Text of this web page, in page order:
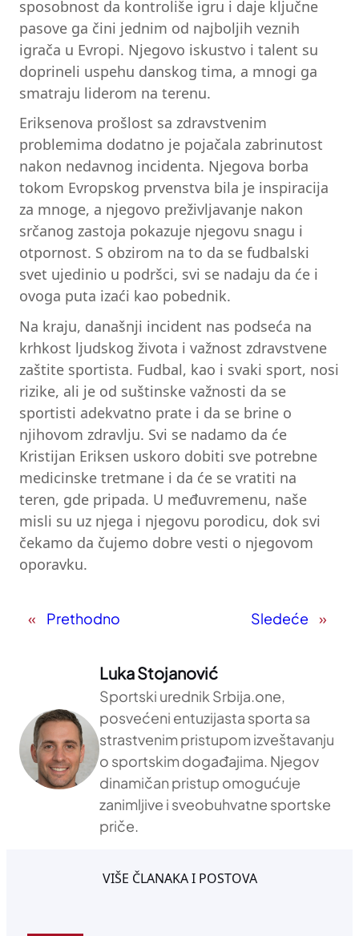
sposobnost da kontroliše igru i daje ključne
pasove ga čini jednim od najboljih veznih
igrača u Evropi. Njegovo iskustvo i talent su
doprineli uspehu danskog tima, a mnogi ga
smatraju liderom na terenu.
Eriksenova prošlost sa zdravstvenim
problemima dodatno je pojačala zabrinutost
nakon nedavnog incidenta. Njegova borba
tokom Evropskog prvenstva bila je inspiracija
za mnoge, a njegovo preživljavanje nakon
srčanog zastoja pokazuje njegovu snagu i
otpornost. S obzirom na to da se fudbalski
svet ujedinio u podršci, svi se nadaju da će i
ovoga puta izaći kao pobednik.
Na kraju, današnji incident nas podseća na
krhkost ljudskog života i važnost zdravstvene
zaštite sportista. Fudbal, kao i svaki sport, nosi
rizike, ali je od suštinske važnosti da se
sportisti adekvatno prate i da se brine o
njihovom zdravlju. Svi se nadamo da će
Kristijan Eriksen uskoro dobiti sve potrebne
medicinske tretmane i da će se vratiti na
teren, gde pripada. U međuvremenu, naše
misli su uz njega i njegovu porodicu, dok svi
čekamo da čujemo dobre vesti o njegovom
oporavku.
« Prethodno Sledeće »
Luka Stojanović
Sportski urednik Srbija.one,
posvećeni entuzijasta sporta sa
strastvenim pristupom izveštavanju
o sportskim događajima. Njegov
dinamičan pristup omogućuje
zanimljive i sveobuhvatne sportske
priče.
VIŠE ČLANAKA I POSTOVA